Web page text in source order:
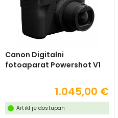
Canon Digitalni
fotoaparat Powershot V1
1.045,00 €
Artikl je dostupan